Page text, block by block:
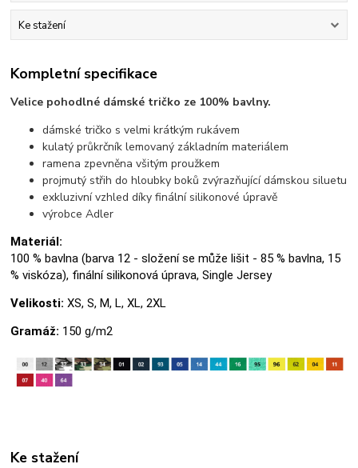
Ke stažení
Kompletní specifikace
Velice pohodlné dámské tričko ze 100% bavlny.
dámské tričko s velmi krátkým rukávem
kulatý průkrčník lemovaný základním materiálem
ramena zpevněna všitým proužkem
projmutý střih do hloubky boků zvýrazňující dámskou siluetu
exkluzivní vzhled díky finální silikonové úpravě
výrobce Adler
Materiál:
100 % bavlna (barva 12 - složení se může lišit - 85 % bavlna, 15
% viskóza), finální silikonová úprava, Single Jersey
Velikosti: XS, S, M, L, XL, 2XL
Gramáž: 150 g/m2
Ke stažení